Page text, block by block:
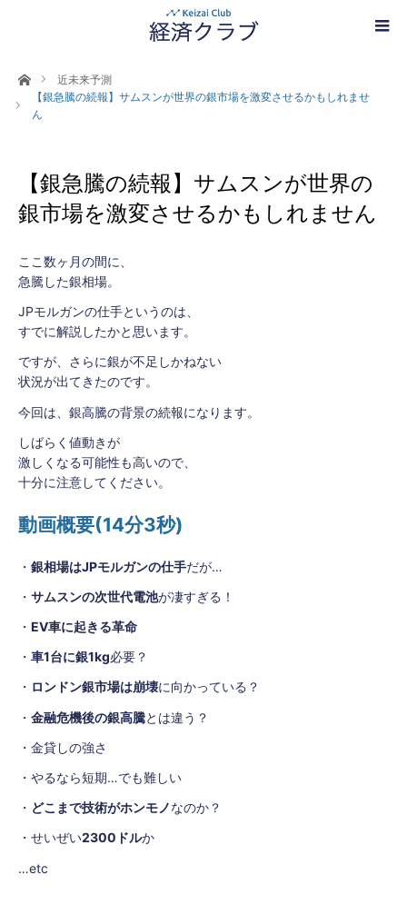
ホーム近未来予測
【銀急騰の続報】サムスンが世界の銀市場を激変させるかもしれませ
ん
【銀急騰の続報】サムスンが世界の
銀市場を激変させるかもしれません
ここ数ヶ月の間に、
急騰した銀相場。
JPモルガンの仕手というのは、
すでに解説したかと思います。
ですが、さらに銀が不足しかねない
状況が出てきたのです。
今回は、銀高騰の背景の続報になります。
しばらく値動きが
激しくなる可能性も高いので、
十分に注意してください。
動画概要(14分3秒)
・ 銀相場はJPモルガンの仕手だが…
・ サムスンの次世代電池が凄すぎる！
・ EV車に起きる革命
・ 車1台に銀1kg必要？
・ ロンドン銀市場は崩壊に向かっている？
・ 金融危機後の銀高騰とは違う？
・金貸しの強さ
・やるなら短期…でも難しい
・ どこまで技術がホンモノなのか？
・せいぜい2300ドルか
…etc